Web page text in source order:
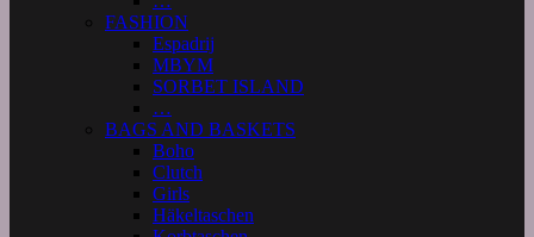
FASHION
Espadrij
MBYM
SORBET ISLAND
…
BAGS AND BASKETS
Boho
Clutch
Girls
Häkeltaschen